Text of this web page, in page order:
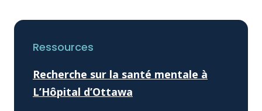
Ressources
Recherche sur la santé mentale à
L’Hôpital d’Ottawa